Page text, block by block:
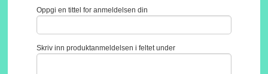
Oppgi en tittel for anmeldelsen din
Skriv inn produktanmeldelsen i feltet under